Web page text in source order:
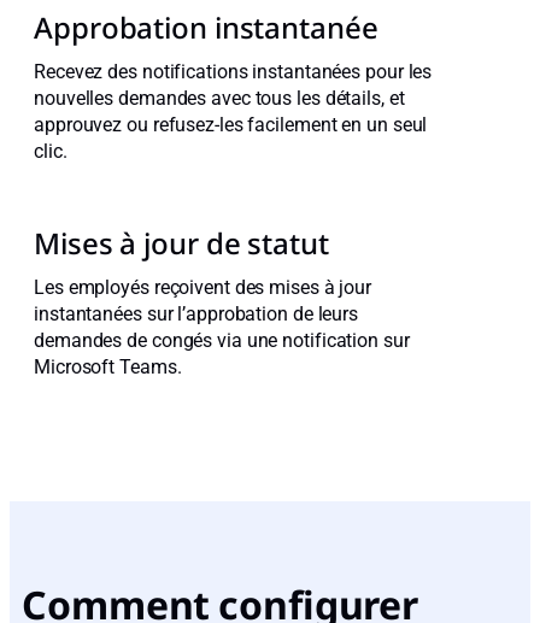
Approbation instantanée
Recevez des notifications instantanées pour les
nouvelles demandes avec tous les détails, et
approuvez ou refusez-les facilement en un seul
clic.
Mises à jour de statut
Les employés reçoivent des mises à jour
instantanées sur l’approbation de leurs
demandes de congés via une notification sur
Microsoft Teams.
Comment configurer